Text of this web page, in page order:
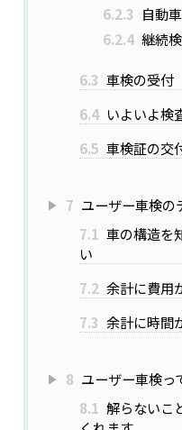
6.2.3 自動
6.2.4 継続
6.3 車検の受付
6.4 いよいよ検
6.5 車検証の交
7 ユーザー車検の
7.1 車の構造を
い
7.2 余計に費用
7.3 余計に時間
8 ユーザー車検っ
8.1 解らないこ